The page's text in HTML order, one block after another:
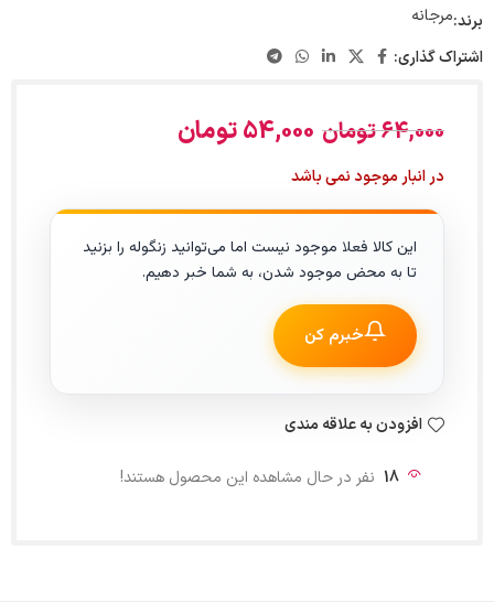
برند:مرجانه
اشتراک گذاری:
64,000تومان 54,000تومان
در انبار موجود نمی باشد
این کالا فعلا موجود نیست اما می‌توانید زنگوله را بزنید
تا به محض موجود شدن، به شما خبر دهیم.
خبرم کن
افزودن به علاقه مندی
18 نفر در حال مشاهده این محصول هستند!